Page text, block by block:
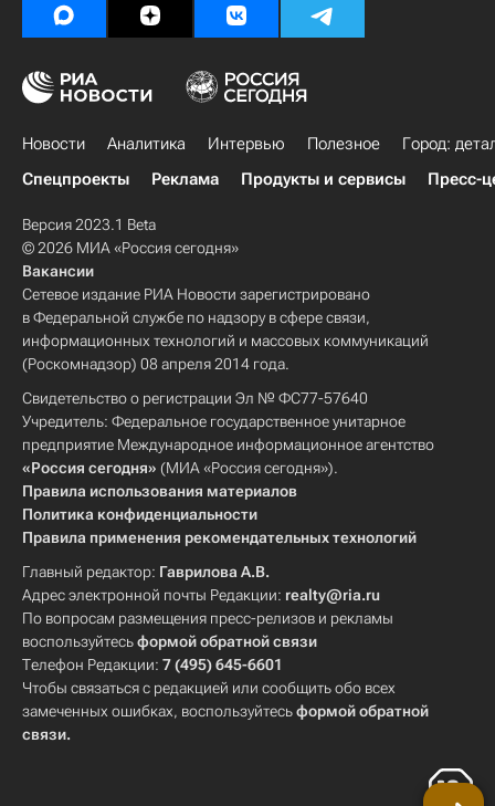
Новости Аналитика Интервью Полезное
Город:
Спецпроекты
Реклама Продукты и сервисы Пресс-
Версия 2023.1 Beta
© 2026 МИА «Россия сегодня»
Вакансии
Сетевое издание РИА Новости зарегистрировано
в Федеральной службе по надзору в сфере связи,
информационных технологий и массовых коммуникаций
(Роскомнадзор) 08 апреля 2014 года.
Свидетельство о регистрации Эл № ФС77-57640
Учредитель: Федеральное государственное унитарное
предприятие Международное информационное агентство
«Россия сегодня» (МИА «Россия сегодня»).
Правила использования материалов
Политика конфиденциальности
Правила применения рекомендательных технологий
Главный редактор: Гаврилова А.В.
Адрес электронной почты Редакции: realty@ria.ru
По вопросам размещения пресс-релизов и рекламы
воспользуйтесьформой обратной связи
Телефон Редакции: 7 (495) 645-6601
Чтобы связаться с редакцией или сообщить обо всех
замеченных ошибках, воспользуйтесьформой обратной
связи.